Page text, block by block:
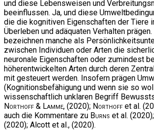
und diese Lebensweisen und
beeinflussen. Ja, und diese
die die kognitiven Eigenschaften der Tiere
Überleben und adäquaten Verhalten
bezeichnen manche als
zwischen Individuen oder Arten die
neuronale Eigenschaften oder zumindest
höherentwickelten Arten durch deren
mit gesteuert werden. Insofern prägen
(Kognitionsbefähigung und wenn sie so
wissenschaftlich unklaren Begriff
Northoff & Lamme, (2020); Northoff et al.
auch die Kommentare zu Burns et al. (2020);
(2020); Alcott et al., (2020).